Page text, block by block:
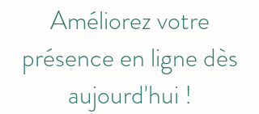
Améliorez votre
présence en ligne dès
aujourd'hui !